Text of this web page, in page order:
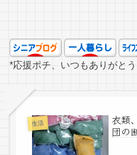
*応援ポチ、いつもありがとう
生活
衣類
団の